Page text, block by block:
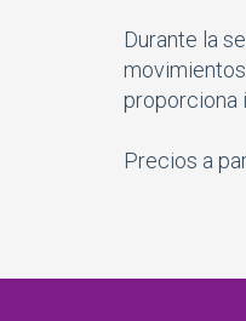
Durante la
proporciona
Precios a